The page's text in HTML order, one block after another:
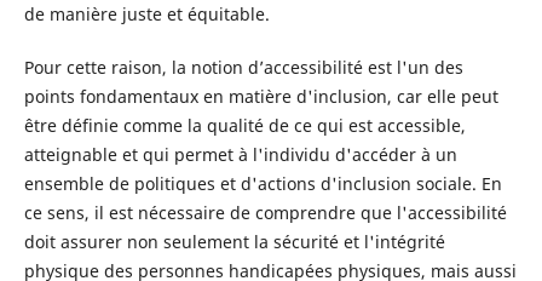
de manière juste et équitable.
Pour cette raison, la notion d’accessibilité est l'un des
points fondamentaux en matière d'inclusion, car elle peut
être définie comme la qualité de ce qui est accessible,
atteignable et qui permet à l'individu d'accéder à un
ensemble de politiques et d'actions d'inclusion sociale. En
ce sens, il est nécessaire de comprendre que l'accessibilité
doit assurer non seulement la sécurité et l'intégrité
physique des personnes handicapées physiques, mais aussi